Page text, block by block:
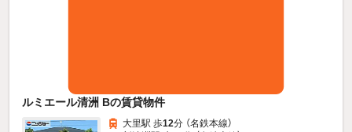
ルミエール清洲 Bの賃貸物件
大里駅 歩12分 （名鉄本線）